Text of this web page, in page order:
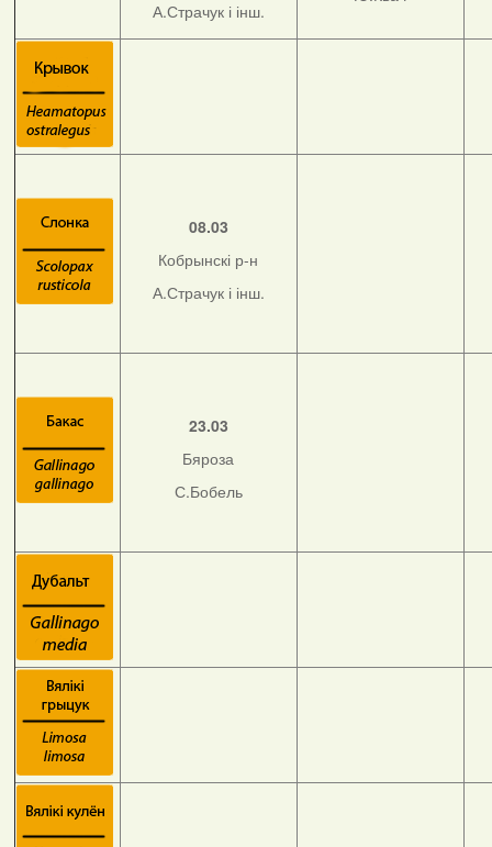
А.Страчук і інш.
08.03
Кобрынскі р-н
А.Страчук і інш.
23.03
Бяроза
С.Бобель